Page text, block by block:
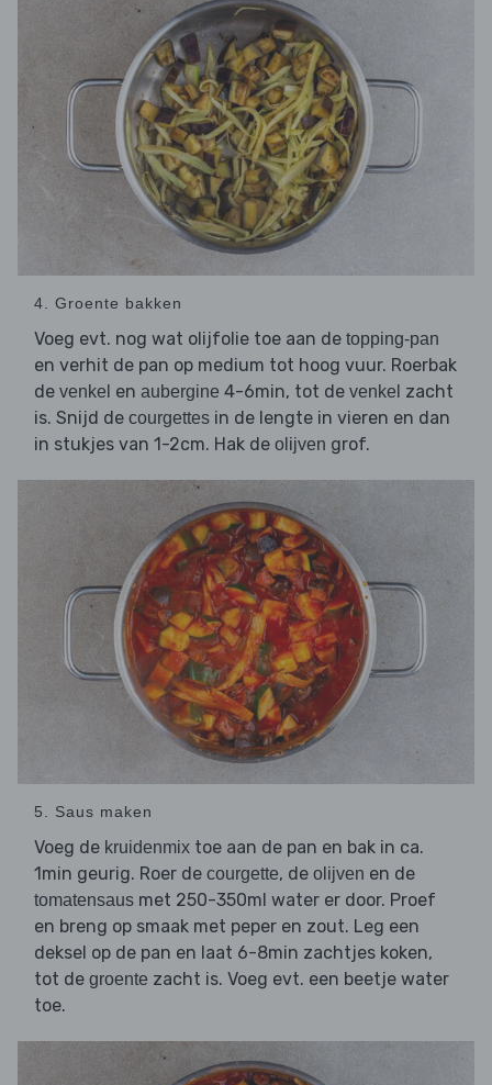
4. Groente bakken
Voeg evt. nog wat olijfolie toe aan de topping-pan
en verhit de pan op medium tot hoog vuur. Roerbak
de venkel en aubergine 4-6min, tot de venkel zacht
is. Snijd de courgettes in de lengte in vieren en dan
in stukjes van 1-2cm. Hak de olijven grof.
5. Saus maken
Voeg de kruidenmix toe aan de pan en bak in ca.
1min geurig. Roer de courgette, de olijven en de
tomatensaus met 250-350ml water er door. Proef
en breng op smaak met peper en zout. Leg een
deksel op de pan en laat 6-8min zachtjes koken,
tot de groente zacht is. Voeg evt. een beetje water
toe.